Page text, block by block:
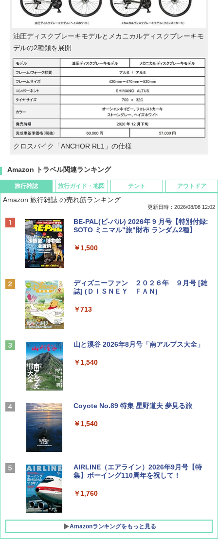
油圧ディスクブレーキモデルとメカニカルディスクブレーキモ
デルの2種類を展開
クロスバイク「ANCHOR RL1」の仕様
Amazon トラベル関連ランキング
旅行雑誌
Amazon 旅行雑誌 の売れ筋ランキング
更新日時：2026/08/08 12:02
BE-PAL(ビ-パル) 2026年 9 月号【特別付録:
SOTO ミニマル"旅"財布 ランダム2種】
￥1,500
ディズニーファン ２０２６年 ９月号 [雑
誌] (ＤＩＳＮＥＹ ＦＡＮ)
￥713
山と溪谷 2026年8月号「南アルプス大全」
￥1,540
Coyote No.89 特集 星野道夫 夢見る旅
￥1,540
AIRLINE（エアライン）2026年9月号【特
集】ボーイング110周年を祝して！
￥1,760
Amazonランキングをもっと見る
旅行ガイド・地図 テント アウトドア